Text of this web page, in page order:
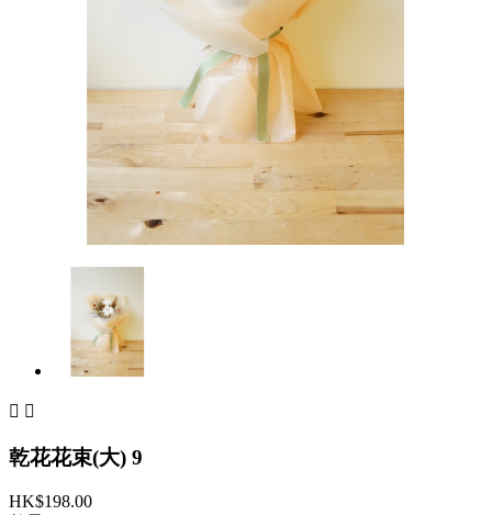
 
乾花花束(大) 9
HK$198.00